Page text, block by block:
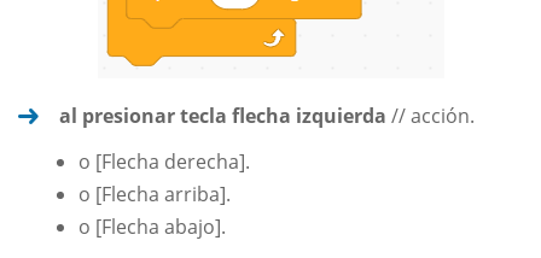
al presionar tecla flecha izquierda // acción.
o [Flecha derecha].
o [Flecha arriba].
o [Flecha abajo].